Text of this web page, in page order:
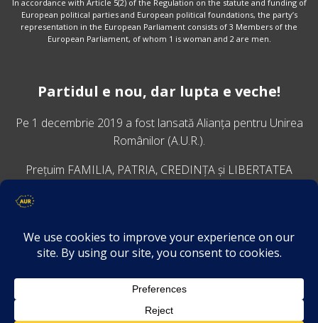
In accordance with Article 5(2) of the Regulation on the statute and funding of
European political parties and European political foundations, the party’s
representation in the European Parliament consists of 3 Members of the
European Parliament, of whom 1 is woman and 2 are men.
Partidul e nou, dar lupta e veche!
Pe 1 decembrie 2019 a fost lansatăAlianța pentru Unirea
Românilor (A.U.R.).
Prețuim FAMILIA, PATRIA, CREDINȚA și LIBERTATEA
VINO ALĂTURI DE NOI
Descarcă aplicația Platforma AUR
Termeni și condiții de confidențialitate